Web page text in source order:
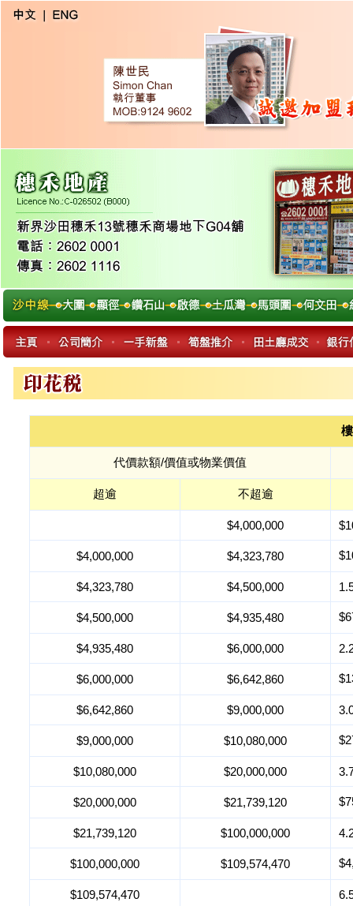
代價款額/價值或物業價值
超逾 不超逾
$4,000,000
$4,000,000 $4,323,780
$4,323,780 $4,500,000
$4,500,000 $4,935,480
$4,935,480 $6,000,000
$6,000,000 $6,642,860
$6,642,860 $9,000,000
$9,000,000 $10,080,000
$10,080,000 $20,000,000
$20,000,000 $21,739,120
$21,739,120 $100,000,000
$100,000,000 $109,574,470
$109,574,470